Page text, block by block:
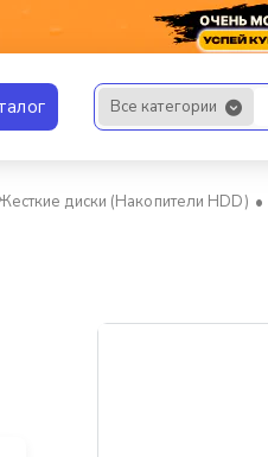
Все категории
Искать...
диски (Накопители HDD)